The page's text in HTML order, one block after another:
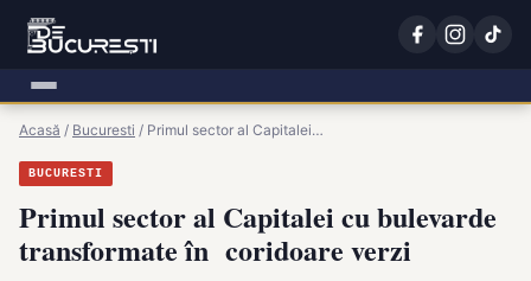
Acasă / Bucuresti / Primul sector al Capitalei…
BUCURESTI
Primul sector al Capitalei cu bulevarde
transformate în coridoare verzi